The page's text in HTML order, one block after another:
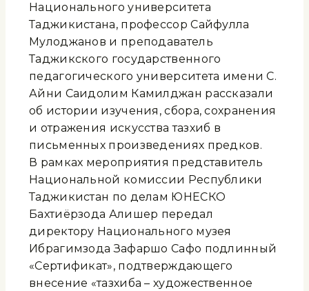
Национального университета
Таджикистана, профессор Сайфулла
Мулоджанов и преподаватель
Таджикского государственного
педагогического университета имени С.
Айни Саидолим Камилджан рассказали
об истории изучения, сбора, сохранения
и отражения искусства тазхиб в
письменных произведениях предков.
В рамках мероприятия представитель
Национальной комиссии Республики
Таджикистан по делам ЮНЕСКО
Бахтиёрзода Алишер передал
директору Национального музея
Ибрагимзода Зафаршо Сафо подлинный
«Сертификат», подтверждающего
внесение «тазхиба – художественное